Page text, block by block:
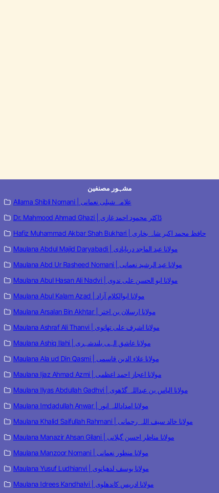
مشہور مصنفین
Allama Shibli Nomani | علامہ شبلی نعمانی
Dr. Mahmood Ahmad Ghazi | ڈاکٹر محمود احمد غازی
Hafiz Muhammad Akbar Shah Bukhari | حافظ محمد اکبر شاہ بخاری
Maulana Abdul Majid Daryabadi | مولانا عبد الماجد دریابادی
Maulana Abd Ur Rasheed Nomani | مولانا عبد الرشید نعمانی
Maulana Abul Hasan Ali Nadvi | مولانا ابو الحسن علی ندوی
Maulana Abul Kalam Azad | مولانا ابوالکلام آزاد
Maulana Arsalan Bin Akhtar | مولانا ارسلان بن اختر
Maulana Ashraf Ali Thanvi | مولانا اشرف علی تھانوی
Maulana Ashiq Ilahi | مولانا عاشق الہی بلندشہری
Maulana Ala ud Din Qasmi | مولانا علاء الدین قاسمی
Maulana Ijaz Ahmad Azmi | مولانا اعجاز احمد اعظمی
Maulana Ilyas Abdullah Gadhvi | مولانا الیاس بن عبداللہ گڈھوی
Maulana Imdadullah Anwar | مولانا امداداللہ انور
Maulana Khalid Saifullah Rahmani | مولانا خالد سیف اللہ رحمانی
Maulana Manazir Ahsan Gilani | مولانا مناظر احسن گیلانی
Maulana Manzoor Nomani | مولانا منظور نعمانی
Maulana Yusuf Ludhianvi | مولانا یوسف لدھیانوی
Maulana Idrees Kandhalvi | مولانا ادریس کاندھلوی